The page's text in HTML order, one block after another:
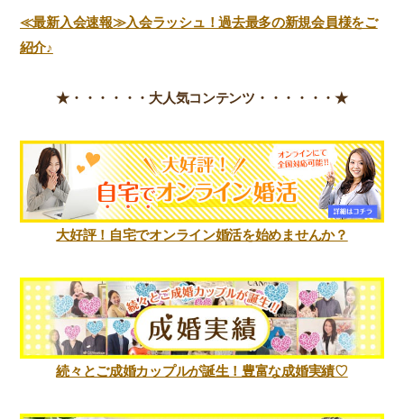
≪最新入会速報≫入会ラッシュ！過去最多の新規会員様をご
紹介♪
★・・・・・・ 大人気コンテンツ・・・・・・★
大好評！自宅でオンライン婚活を始めませんか？
続々とご成婚カップルが誕生！豊富な成婚実績♡